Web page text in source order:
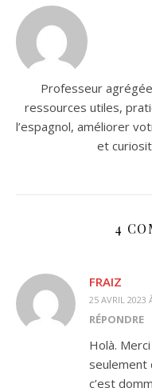
Professeur
ressources utiles,
l’espagnol, améliorer
et
4
FRAIZ
25 AVRIL 2023
RÉPONDRE
Holà.
seulement
c’est